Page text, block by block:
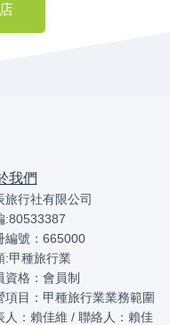
我們
旅行社有限公司
:80533387
編號：665000
:甲種旅行業
資格：會員制
項目：甲種旅行業業務範圍
人：賴佳維 / 聯絡人：賴佳